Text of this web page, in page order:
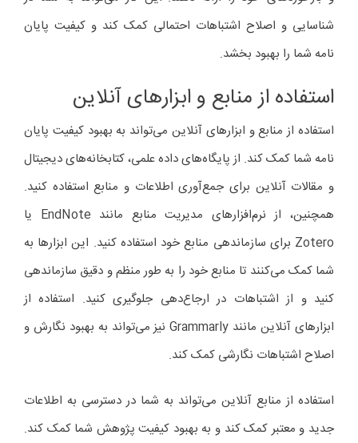
شناسایی و اصلاح اشتباهات احتمالی کمک کند و کیفیت پایان
نامه شما را بهبود بخشد.
استفاده از منابع و ابزارهای آنلاین
استفاده از منابع و ابزارهای آنلاین می‌تواند به بهبود کیفیت پایان
نامه شما کمک کند. از پایگاه‌های داده علمی، کتابخانه‌های دیجیتال
و مقالات آنلاین برای جمع‌آوری اطلاعات و منابع استفاده کنید.
همچنین، از نرم‌افزارهای مدیریت منابع مانند EndNote یا
Zotero برای سازماندهی منابع خود استفاده کنید. این ابزارها به
شما کمک می‌کنند تا منابع خود را به طور منظم و دقیق سازماندهی
کنید و از اشتباهات در ارجاع‌دهی جلوگیری کنید. استفاده از
ابزارهای آنلاین مانند Grammarly نیز می‌تواند به بهبود نگارش و
اصلاح اشتباهات نگارشی کمک کند.
استفاده از منابع آنلاین می‌تواند به شما در دسترسی به اطلاعات
جدید و معتبر کمک کند و به بهبود کیفیت پژوهش شما کمک کند.